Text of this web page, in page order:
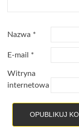
Nazwa *
E-mail *
Witryna
internetowa